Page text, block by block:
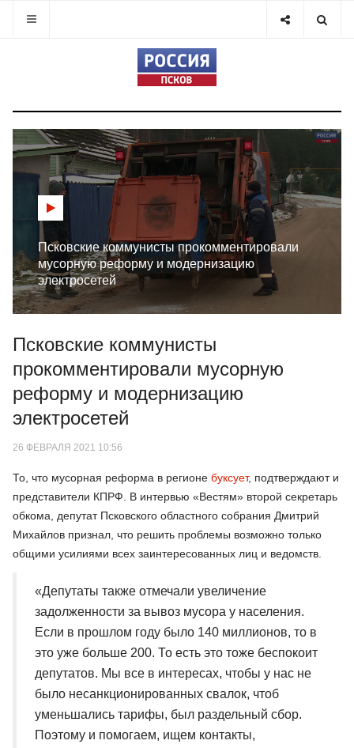
Псковские коммунисты прокомментировали
мусорную реформу и модернизацию
электросетей
Псковские коммунисты
прокомментировали мусорную
реформу и модернизацию
электросетей
26 ФЕВРАЛЯ 2021 10:56
То, что мусорная реформа в регионе буксует, подтверждают и
представители КПРФ. В интервью «Вестям» второй секретарь
обкома, депутат Псковского областного собрания Дмитрий
Михайлов признал, что решить проблемы возможно только
общими усилиями всех заинтересованных лиц и ведомств.
«Депутаты также отмечали увеличение
задолженности за вывоз мусора у населения.
Если в прошлом году было 140 миллионов, то в
это уже больше 200. То есть это тоже беспокоит
депутатов. Мы все в интересах, чтобы у нас не
было несанкционированных свалок, чтоб
уменьшались тарифы, был раздельный сбор.
Поэтому и помогаем, ищем контакты,